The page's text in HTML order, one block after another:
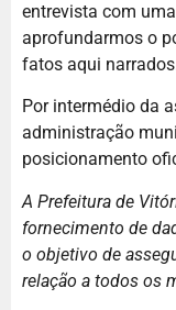
entrevista com
aprofundarmos o
fatos aqui
Por intermédio da
administração
posicionamento
A Prefeitura de
fornecimento de
o objetivo de
relação a todos os